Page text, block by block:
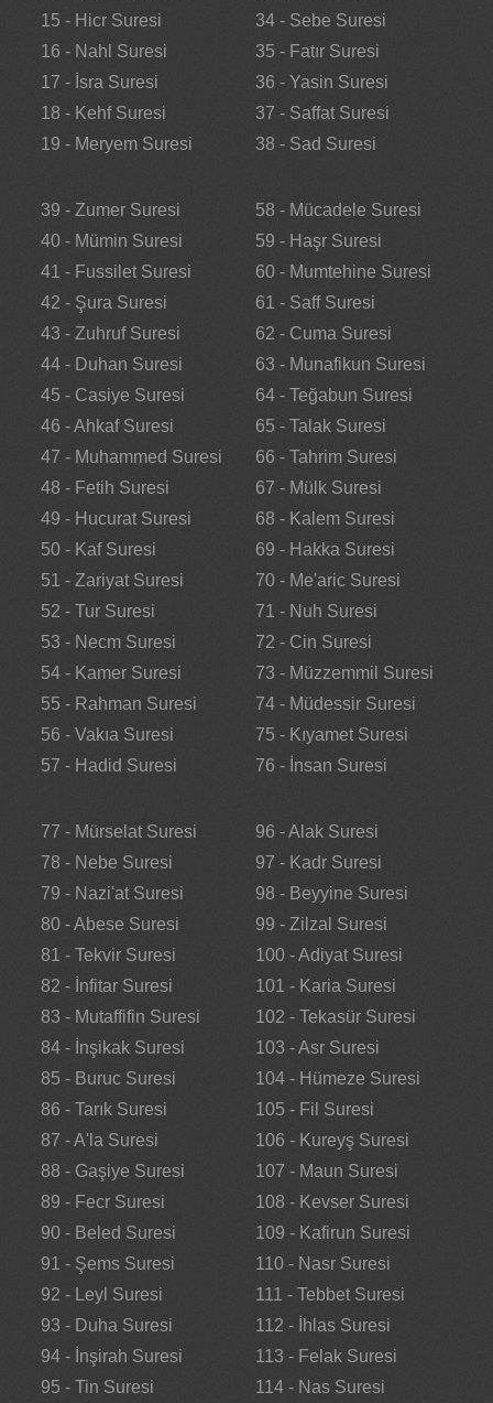
15 - Hicr Suresi
16 - Nahl Suresi
17 - İsra Suresi
18 - Kehf Suresi
19 - Meryem Suresi
34 - Sebe Suresi
35 - Fatır Suresi
36 - Yasin Suresi
37 - Saffat Suresi
38 - Sad Suresi
39 - Zumer Suresi
40 - Mümin Suresi
41 - Fussilet Suresi
42 - Şura Suresi
43 - Zuhruf Suresi
44 - Duhan Suresi
45 - Casiye Suresi
46 - Ahkaf Suresi
47 - Muhammed Suresi
48 - Fetih Suresi
49 - Hucurat Suresi
50 - Kaf Suresi
51 - Zariyat Suresi
52 - Tur Suresi
53 - Necm Suresi
54 - Kamer Suresi
55 - Rahman Suresi
56 - Vakıa Suresi
57 - Hadid Suresi
58 - Mücadele Suresi
59 - Haşr Suresi
60 - Mumtehine Suresi
61 - Saff Suresi
62 - Cuma Suresi
63 - Munafikun Suresi
64 - Teğabun Suresi
65 - Talak Suresi
66 - Tahrim Suresi
67 - Mülk Suresi
68 - Kalem Suresi
69 - Hakka Suresi
70 - Me'aric Suresi
71 - Nuh Suresi
72 - Cin Suresi
73 - Müzzemmil Suresi
74 - Müdessir Suresi
75 - Kıyamet Suresi
76 - İnsan Suresi
77 - Mürselat Suresi
78 - Nebe Suresi
79 - Nazi'at Suresi
80 - Abese Suresi
81 - Tekvir Suresi
82 - İnfitar Suresi
83 - Mutaffifin Suresi
84 - İnşikak Suresi
85 - Buruc Suresi
86 - Tarık Suresi
87 - A'la Suresi
88 - Gaşiye Suresi
89 - Fecr Suresi
90 - Beled Suresi
91 - Şems Suresi
92 - Leyl Suresi
93 - Duha Suresi
94 - İnşirah Suresi
95 - Tin Suresi
96 - Alak Suresi
97 - Kadr Suresi
98 - Beyyine Suresi
99 - Zilzal Suresi
100 - Adiyat Suresi
101 - Karia Suresi
102 - Tekasür Suresi
103 - Asr Suresi
104 - Hümeze Suresi
105 - Fil Suresi
106 - Kureyş Suresi
107 - Maun Suresi
108 - Kevser Suresi
109 - Kafirun Suresi
110 - Nasr Suresi
111 - Tebbet Suresi
112 - İhlas Suresi
113 - Felak Suresi
114 - Nas Suresi